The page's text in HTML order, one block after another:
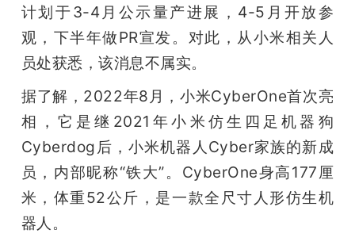
计划于3-4月公示量产进展，4-5月开放参
观，下半年做PR宣发。对此，从小米相关人
员处获悉，该消息不属实。
据了解，2022年8月，小米CyberOne首次亮
相，它是继2021年小米仿生四足机器狗
Cyberdog后，小米机器人Cyber家族的新成
员，内部昵称“铁大”。CyberOne身高177厘
米，体重52公斤，是一款全尺寸人形仿生机
器人。